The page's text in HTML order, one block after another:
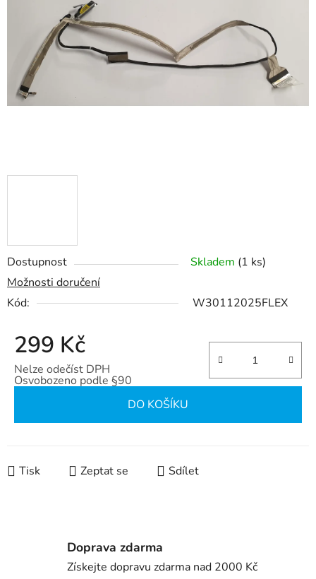
Dostupnost Skladem (1 ks)
Možnosti doručení
Kód:
W30112025FLEX
299 Kč
Nelze odečíst DPH
Osvobozeno podle §90
DO KOŠÍKU
Tisk Zeptat se Sdílet
hvězdiček.
Doprava zdarma
Získejte dopravu zdarma nad 2000 Kč